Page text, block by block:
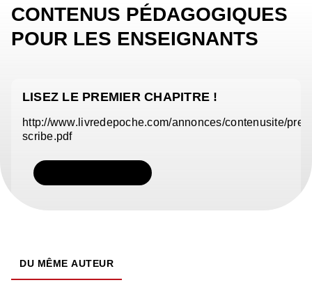
CONTENUS PÉDAGOGIQUES
POUR LES ENSEIGNANTS
LISEZ LE PREMIER CHAPITRE !
http://www.livredepoche.com/annonces/contenusite/
scribe.pdf
DU MÊME AUTEUR